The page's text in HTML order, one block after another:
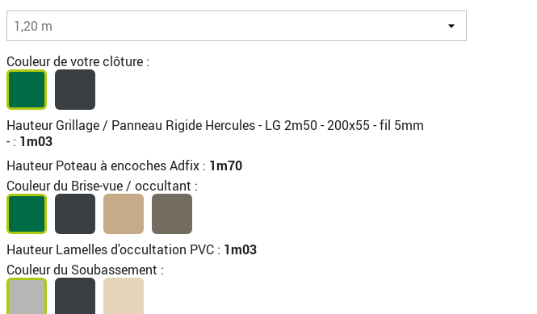
Couleur de votre clôture :
Hauteur Grillage / Panneau Rigide Hercules - LG 2m50 - 200x55 - fil 5mm
- : 1m03
Hauteur Poteau à encoches Adfix : 1m70
Couleur du Brise-vue / occultant :
Hauteur Lamelles d'occultation PVC : 1m03
Couleur du Soubassement :